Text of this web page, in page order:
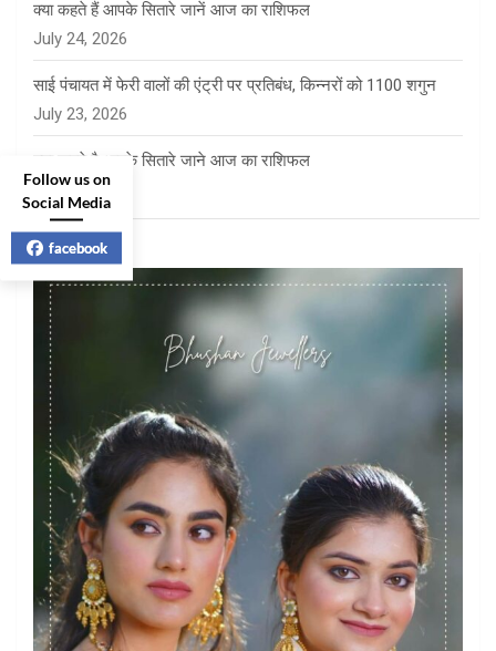
क्या कहते हैं आपके सितारे जानें आज का राशिफल
July 24, 2026
साई पंचायत में फेरी वालों की एंट्री पर प्रतिबंध, किन्नरों को 1100 शगुन
July 23, 2026
क्या कहते है आपके सितारे जाने आज का राशिफल
July 23, 2026
Follow us on
Social Media
facebook